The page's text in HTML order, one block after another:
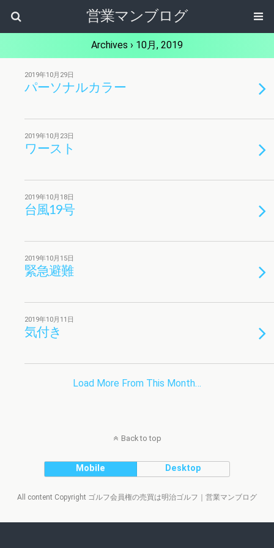
営業マンブログ
Archives › 10月, 2019
2019年10月29日
パーソナルカラー
2019年10月23日
ワースト
2019年10月18日
台風19号
2019年10月15日
緊急避難
2019年10月11日
気付き
Load More From This Month…
Back to top
Mobile Desktop
All content Copyright ゴルフ会員権の売買は明治ゴルフ｜営業マンブログ